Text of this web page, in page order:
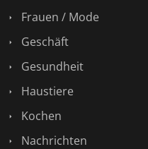
Frauen / Mode
Geschäft
Gesundheit
Haustiere
Kochen
Nachrichten